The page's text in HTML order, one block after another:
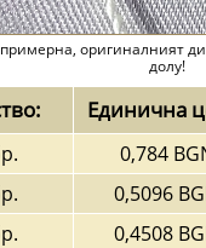
оригиналният
долу!
Единична
0,784
0,5096
0,4508